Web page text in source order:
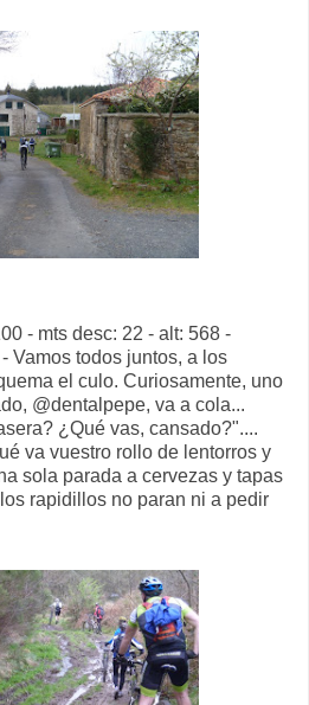
- mts desc: 22 - alt: 568 -
Vamos todos juntos, a los
el culo. Curiosamente, uno
@dentalpepe, va a cola...
¿Qué vas, cansado?"....
va vuestro rollo de lentorros y
sola parada a cervezas y tapas
los rapidillos no paran ni a pedir